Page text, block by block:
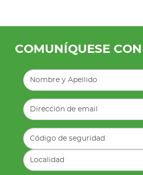
COMUNÍQUESE